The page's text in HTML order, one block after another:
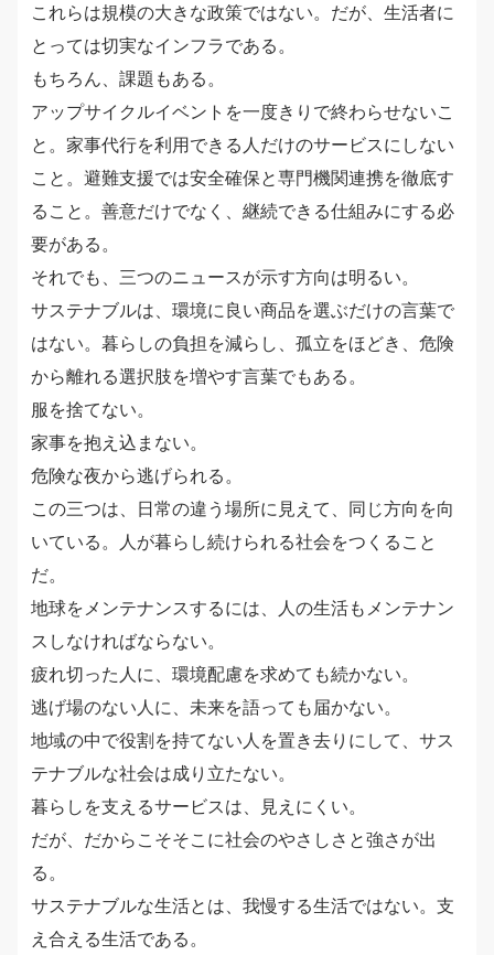
これらは規模の大きな政策ではない。だが、生活者に
とっては切実なインフラである。
もちろん、課題もある。
アップサイクルイベントを一度きりで終わらせないこ
と。家事代行を利用できる人だけのサービスにしない
こと。避難支援では安全確保と専門機関連携を徹底す
ること。善意だけでなく、継続できる仕組みにする必
要がある。
それでも、三つのニュースが示す方向は明るい。
サステナブルは、環境に良い商品を選ぶだけの言葉で
はない。暮らしの負担を減らし、孤立をほどき、危険
から離れる選択肢を増やす言葉でもある。
服を捨てない。
家事を抱え込まない。
危険な夜から逃げられる。
この三つは、日常の違う場所に見えて、同じ方向を向
いている。人が暮らし続けられる社会をつくること
だ。
地球をメンテナンスするには、人の生活もメンテナン
スしなければならない。
疲れ切った人に、環境配慮を求めても続かない。
逃げ場のない人に、未来を語っても届かない。
地域の中で役割を持てない人を置き去りにして、サス
テナブルな社会は成り立たない。
暮らしを支えるサービスは、見えにくい。
だが、だからこそそこに社会のやさしさと強さが出
る。
サステナブルな生活とは、我慢する生活ではない。支
え合える生活である。